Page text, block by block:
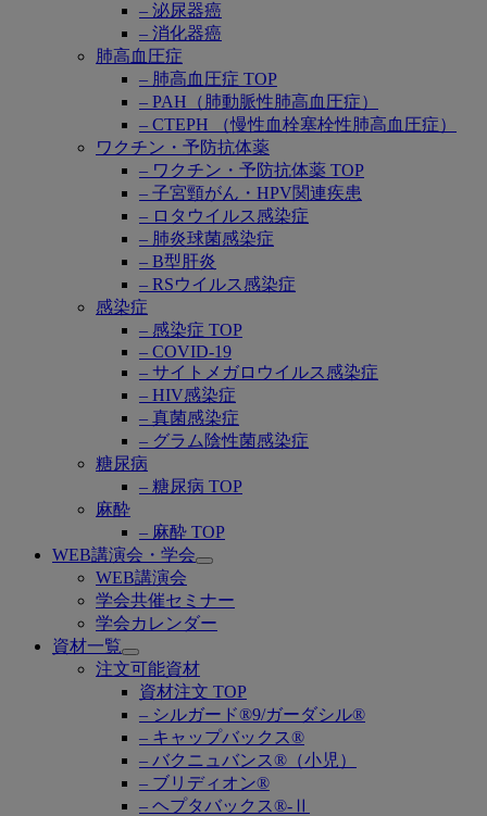
– 泌尿器癌
– 消化器癌
肺高血圧症
– 肺高血圧症 TOP
– PAH（肺動脈性肺高血圧症）
– CTEPH （慢性血栓塞栓性肺高血圧症）
ワクチン・予防抗体薬
– ワクチン・予防抗体薬 TOP
– 子宮頸がん・HPV関連疾患
– ロタウイルス感染症
– 肺炎球菌感染症
– B型肝炎
– RSウイルス感染症
感染症
– 感染症 TOP
– COVID-19
– サイトメガロウイルス感染症
– HIV感染症
– 真菌感染症
– グラム陰性菌感染症
糖尿病
– 糖尿病 TOP
麻酔
– 麻酔 TOP
WEB講演会・学会
Open
WEB講演会
学会共催セミナー
学会カレンダー
資材一覧
Open
submenu
注文可能資材
資材注文 TOP
– シルガード®9/ガーダシル®
– キャップバックス®
– バクニュバンス®（小児）
– ブリディオン®
– ヘプタバックス®-Ⅱ